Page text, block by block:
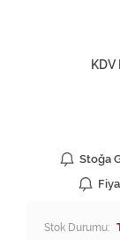
KDV
Stoğa
Stok Durumu: